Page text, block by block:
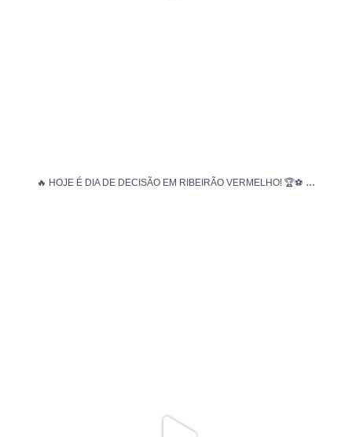
🔥 HOJE É DIA DE DECISÃO EM RIBEIRÃO VERMELHO! 🏆⚽ ...